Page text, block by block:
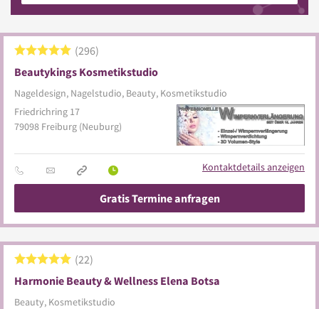
Beautykings Kosmetikstudio
Nageldesign, Nagelstudio, Beauty, Kosmetikstudio
296
Friedrichring 17
79098 Freiburg (Neuburg)
Kontaktdetails anzeigen
Gratis Termine anfragen
Harmonie Beauty & Wellness Elena Botsa
Beauty, Kosmetikstudio
22